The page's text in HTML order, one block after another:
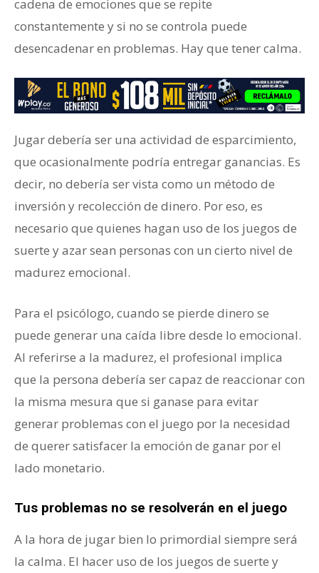
cadena de emociones que se repite
constantemente y si no se controla puede
desencadenar en problemas. Hay que tener calma.
Jugar debería ser una actividad de esparcimiento,
que ocasionalmente podría entregar ganancias. Es
decir, no debería ser vista como un método de
inversión y recolección de dinero. Por eso, es
necesario que quienes hagan uso de los juegos de
suerte y azar sean personas con un cierto nivel de
madurez emocional.
Para el psicólogo, cuando se pierde dinero se
puede generar una caída libre desde lo emocional.
Al referirse a la madurez, el profesional implica
que la persona debería ser capaz de reaccionar con
la misma mesura que si ganase para evitar
generar problemas con el juego por la necesidad
de querer satisfacer la emoción de ganar por el
lado monetario.
Tus problemas no se resolverán en el juego
A la hora de jugar bien lo primordial siempre será
la calma. El hacer uso de los juegos de suerte y